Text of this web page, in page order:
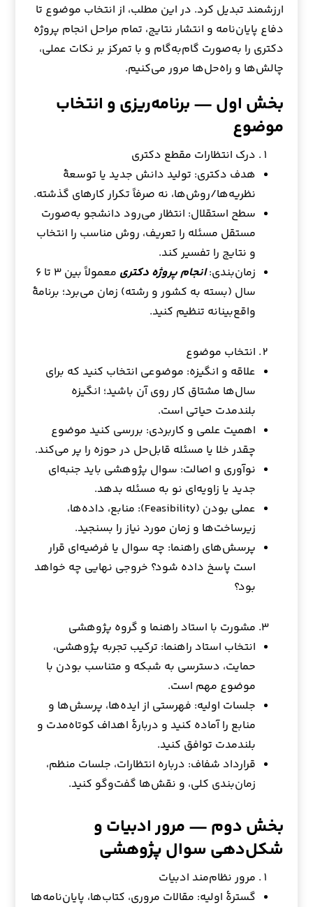
ارزشمند تبدیل کرد. در این مطلب، از انتخاب موضوع تا
دفاع پایان‌نامه و انتشار نتایج، تمام مراحل انجام پروژه
دکتری را به‌صورت گام‌به‌گام و با تمرکز بر نکات عملی،
چالش‌ها و راه‌حل‌ها مرور می‌کنیم.
بخش اول — برنامه‌ریزی و انتخاب
موضوع
درک انتظارات مقطع دکتری
هدف دکتری: تولید دانش جدید یا توسعهٔ
نظریه‌ها/روش‌ها، نه صرفاً تکرار کارهای گذشته.
سطح استقلال: انتظار می‌رود دانشجو به‌صورت
مستقل مسئله را تعریف، روش مناسب را انتخاب
و نتایج را تفسیر کند.
زمان‌بندی:انجام پروژه‌ دکتری
معمولاً بین ۳ تا ۶
سال (بسته به کشور و رشته) زمان می‌برد؛ برنامهٔ
واقع‌بینانه تنظیم کنید.
انتخاب موضوع
علاقه و انگیزه: موضوعی انتخاب کنید که برای
سال‌ها مشتاق کار روی آن باشید؛ انگیزه
بلندمدت حیاتی است.
اهمیت علمی و کاربردی: بررسی کنید موضوع
چقدر خلا یا مسئله قابل‌حل در حوزه را پر می‌کند.
نوآوری و اصالت: سوال پژوهشی باید جنبه‌ای
جدید یا زاویه‌ای نو به مسئله بدهد.
عملی بودن (Feasibility): منابع، داده‌ها،
زیرساخت‌ها و زمان مورد نیاز را بسنجید.
پرسش‌های راهنما: چه سوال یا فرضیه‌ای قرار
است پاسخ داده شود؟ خروجی نهایی چه خواهد
بود؟
مشورت با استاد راهنما و گروه پژوهشی
انتخاب استاد راهنما: ترکیب تجربه پژوهشی،
حمایت، دسترسی به شبکه و متناسب بودن با
موضوع مهم است.
جلسات اولیه: فهرستی از ایده‌ها، پرسش‌ها و
منابع را آماده کنید و دربارهٔ اهداف کوتاه‌مدت و
بلندمدت توافق کنید.
قرارداد شفاف: درباره انتظارات، جلسات منظم،
زمان‌بندی کلی، و نقش‌ها گفت‌وگو کنید.
بخش دوم — مرور ادبیات و
شکل‌دهی سوال پژوهشی
مرور نظام‌مند ادبیات
گسترهٔ اولیه: مقالات مروری، کتاب‌ها، پایان‌نامه‌ها